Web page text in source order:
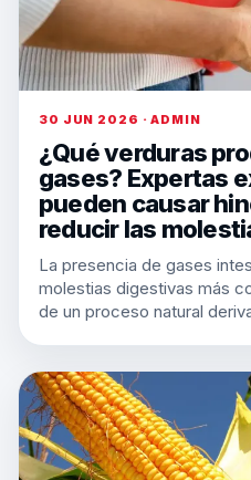
30 JUN 2026 · ADMIN
¿Qué verduras
gases? Expertas
pueden causar
reducir las
La presencia de gases
molestias digestivas más
de un proceso natural